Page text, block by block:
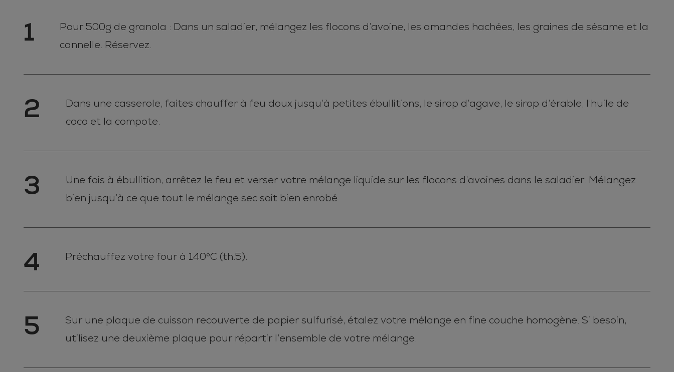
1
Pour 500g de granola : Dans un saladier, mélangez les flocons d’avoine, les amandes hachées, les graines de sésame et la
cannelle. Réservez.
2
Dans une casserole, faites chauffer à feu doux jusqu’à petites ébullitions, le sirop d’agave, le sirop d’érable, l’huile de
coco et la compote.
3
Une fois à ébullition, arrêtez le feu et verser votre mélange liquide sur les flocons d’avoines dans le saladier. Mélangez
bien jusqu’à ce que tout le mélange sec soit bien enrobé.
4 Préchauffez votre four à 140°C (th.5).
5
Sur une plaque de cuisson recouverte de papier sulfurisé, étalez votre mélange en fine couche homogène. Si besoin,
utilisez une deuxième plaque pour répartir l’ensemble de votre mélange.